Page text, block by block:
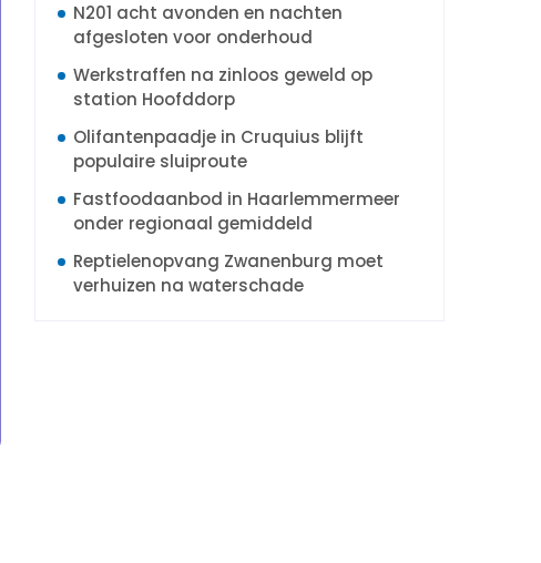
N201 acht avonden en nachten
afgesloten voor onderhoud
Werkstraffen na zinloos geweld op
station Hoofddorp
Olifantenpaadje in Cruquius blijft
populaire sluiproute
Fastfoodaanbod in Haarlemmermeer
onder regionaal gemiddeld
Reptielenopvang Zwanenburg moet
verhuizen na waterschade